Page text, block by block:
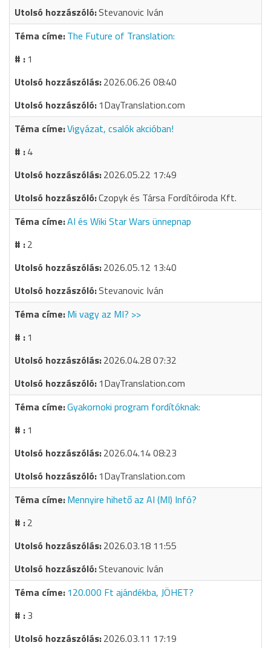
Stevanovic Iván
The Future of Translation:
1
2026.06.26 08:40
1DayTranslation.com
Vigyázat, csalók akcióban!
4
2026.05.22 17:49
Czopyk és Társa Fordítóiroda Kft.
AI és Wiki Star Wars ünnepnap
2
2026.05.12 13:40
Stevanovic Iván
Mi vagy az MI? >>
1
2026.04.28 07:32
1DayTranslation.com
Gyakornoki program fordítóknak:
1
2026.04.14 08:23
1DayTranslation.com
Mennyire hihető az AI (MI) Infó?
2
2026.03.18 11:55
Stevanovic Iván
120.000 Ft ajándékba, JÖHET?
3
2026.03.11 17:19